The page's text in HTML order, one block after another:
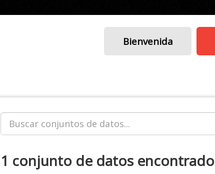
Bienvenida
1 conjunto de datos encontrado